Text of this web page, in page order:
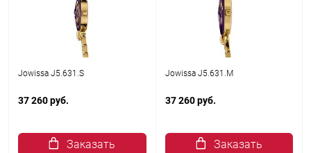
Jowissa J5.631.S
37 260 руб.
Заказать
Jowissa J5.631.M
37 260 руб.
Заказать